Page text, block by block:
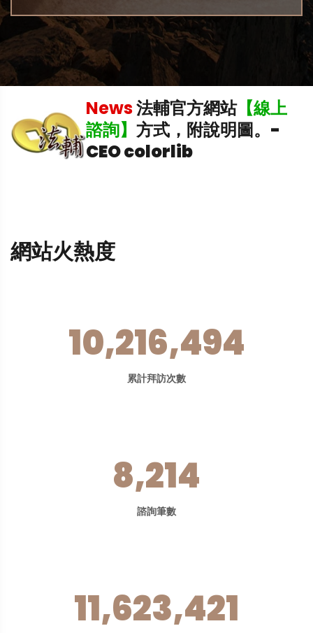
News法輔官方網站【線上
諮詢】 方式，附說明圖。 -
CEO colorlib
網站火熱度
10,216,494
累計拜訪次數
8,214
諮詢筆數
11,623,421